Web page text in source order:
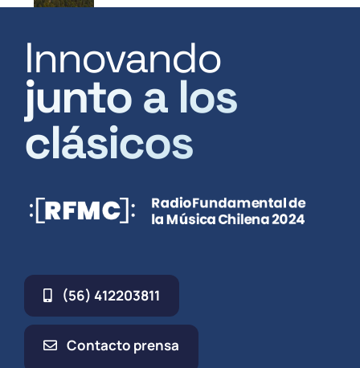
Innovando
junto a los
clásicos
(56) 412203811
Contacto prensa